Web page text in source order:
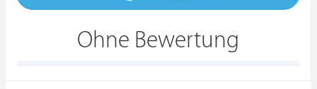
Ohne Bewertung